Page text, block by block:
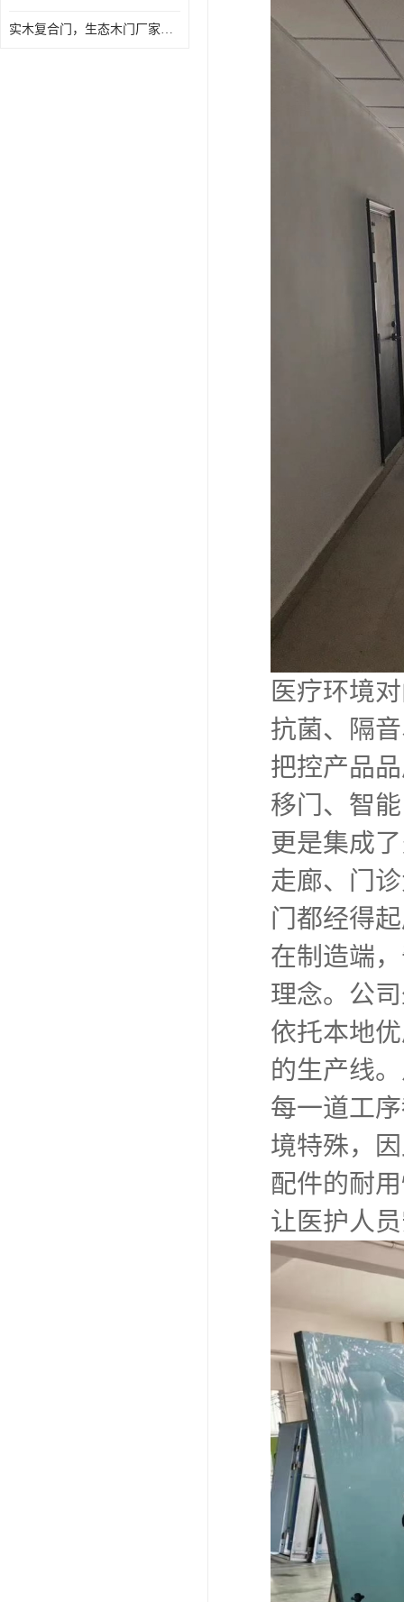
实木复合门，生态木门厂家，免漆门定做，安徽木门厂家直销
医疗环境
抗菌、隔
把控产品
移门、智
更是集成
走廊、门
门都经得
在制造端
理念。公
依托本地
的生产线
每一道工
境特殊，
配件的耐
让医护人